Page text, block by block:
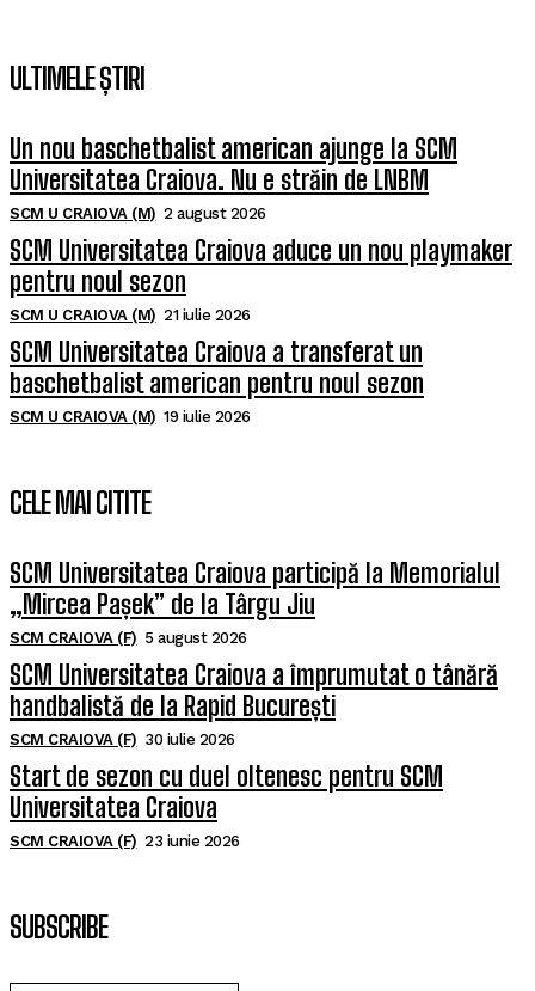
ULTIMELE ȘTIRI
Un nou baschetbalist american ajunge la SCM
Universitatea Craiova. Nu e străin de LNBM
SCM U CRAIOVA (M) 2 august 2026
SCM Universitatea Craiova aduce un nou playmaker
pentru noul sezon
SCM U CRAIOVA (M) 21 iulie 2026
SCM Universitatea Craiova a transferat un
baschetbalist american pentru noul sezon
SCM U CRAIOVA (M) 19 iulie 2026
CELE MAI CITITE
SCM Universitatea Craiova participă la Memorialul
„Mircea Pașek” de la Târgu Jiu
SCM CRAIOVA (F) 5 august 2026
SCM Universitatea Craiova a împrumutat o tânără
handbalistă de la Rapid București
SCM CRAIOVA (F) 30 iulie 2026
Start de sezon cu duel oltenesc pentru SCM
Universitatea Craiova
SCM CRAIOVA (F) 23 iunie 2026
SUBSCRIBE